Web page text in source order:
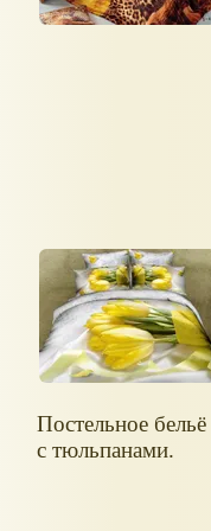
Постельное бельё
с тюльпанами.